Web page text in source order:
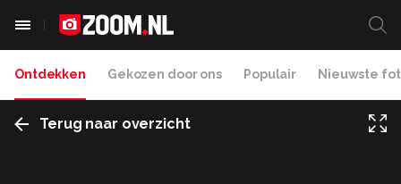
Ontdekken Gekozen door ons Populair Nieuwste
Terug naar overzicht